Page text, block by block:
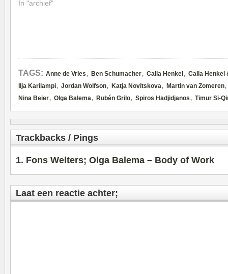
In "archief"
TAGS: Anne de Vries, Ben Schumacher, Calla Henkel, Calla Henkel
Ilja Karilampi, Jordan Wolfson, Katja Novitskova, Martin van Zomeren
Nina Beier, Olga Balema, Rubén Grilo, Spiros Hadjidjanos, Timur Si-
Trackbacks / Pings
Fons Welters; Olga Balema – Body of Work
Laat een reactie achter;